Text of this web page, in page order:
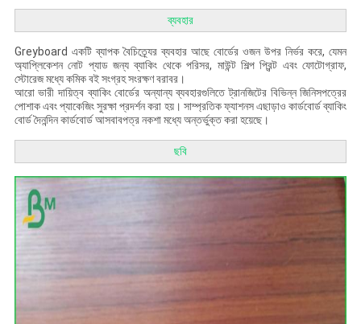
ব্যবহার
Greyboard একটি ব্যাপক বৈচিত্র্যের ব্যবহার আছে বোর্ডের ওজন উপর নির্ভর করে, যেমন
অ্যাপ্লিকেশন নোট প্যাড জন্য ব্যাকিং থেকে পরিসর, মাউন্ট শিল্প প্রিন্ট এবং ফোটোগ্রাফ,
স্টোরেজ মধ্যে কমিক বই সংগ্রহ সংরক্ষণ বরাবর।
আরো ভারী দায়িত্ব ব্যাকিং বোর্ডের অন্যান্য ব্যবহারগুলিতে ট্রানজিটের বিভিন্ন জিনিসপত্রের
পোশাক এবং প্যাকেজিং সুরক্ষা প্রদর্শন করা হয়। সাম্প্রতিক ফ্যাশনস এছাড়াও কার্ডবোর্ড ব্যাকিং
বোর্ড দৈনন্দিন কার্ডবোর্ড আসবাবপত্র নকশা মধ্যে অন্তর্ভুক্ত করা হয়েছে।
ছবি